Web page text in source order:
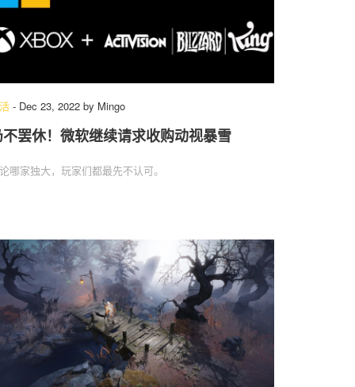
- Dec 23, 2022 by Mingo
罢休！微软继续请求收购动视暴雪
哪家独大，玩家们都最先不认可。